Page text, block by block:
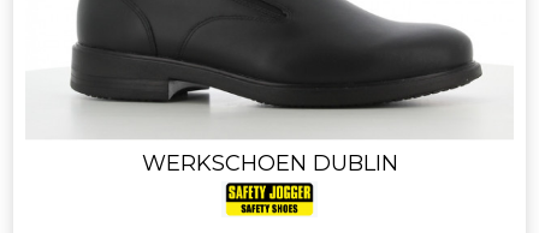
WERKSCHOEN DUBLIN